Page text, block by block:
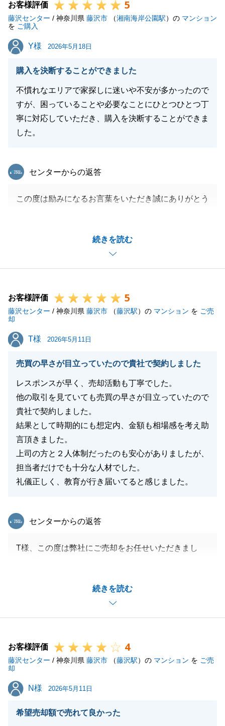
今後とも何卒よろしくお願い申し上げます。
お客様評価 5
藤沢センター / 神奈川県 藤沢市 （湘南海岸公園駅）の マンション
を ご購入
Y様
Y様 2026年5月18日
購入を決断することができました
不慣れなエリアで家探しに迷いや不安が多かったので
すが、困っていることや必要なことにひとつひとつ丁
寧に対応していただき、購入を決断することができま
した。
続きを読む
東急リバブル
センターからの返答
この度は励みになるお言葉をいただき誠にありがとう
すが、納得のいくご決断をされるまでのお手伝いがで
きたこと嬉しく思います。
新しい生活が素晴らしいものになるようお祈り申し上
今後も困ったことや気になることがございましたら、
いつでもお気軽にご相談ください。
お客様評価 5
藤沢センター / 神奈川県 藤沢市 （藤沢駅）の マンション を ご売
却
T様
T様 2026年5月11日
売買の早さが目立っていたので貴社で契約しました
レスポンスが早く、売却活動も丁寧でした。
他の取引を見ていても売買の早さが目立っていたので
貴社で契約しました。
結果として時期的にも想定内、金額も相場感を考え助
言頂きました。
上司の方と２人体制だったのも安心がありましたが、
担当者だけでも十分な人材でした。
礼儀正しく、教育が行き届いてると感じました。
続きを読む
東急リバブル
センターからの返答
T様、この度は弊社にご売却をお任せいただきまし
とも多々あったかと存じますが、
スムーズにお住み替えを実現いただけたことを大変嬉
しく存じます。
ら、いつでもお気軽にご連絡いただけますと幸いで
す。
閉じる
お客様評価 4
藤沢センター / 神奈川県 藤沢市 （藤沢駅）の マンション を ご売
却
N様
N様 2026年5月11日
希望売却額で売れて良かった